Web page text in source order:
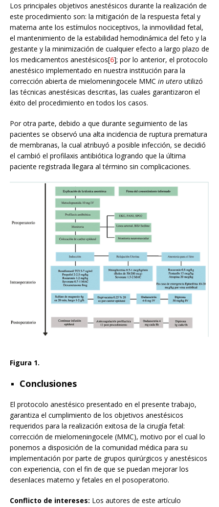
Los principales objetivos anestésicos durante la realización de
este procedimiento son: la mitigación de la respuesta fetal y
materna ante los estímulos nociceptivos, la inmovilidad fetal,
el mantenimiento de la estabilidad hemodinámica del feto y la
gestante y la minimización de cualquier efecto a largo plazo de
los medicamentos anestésicos[6]; por lo anterior, el protocolo
anestésico implementado en nuestra institución para la
corrección abierta de mielomeningocele MMC in utero utilizó
las técnicas anestésicas descritas, las cuales garantizaron el
éxito del procedimiento en todos los casos.
Por otra parte, debido a que durante seguimiento de las
pacientes se observó una alta incidencia de ruptura prematura
de membranas, la cual atribuyó a posible infección, se decidió
el cambió el profilaxis antibiótica logrando que la última
paciente registrada llegara al término sin complicaciones.
Figura 1.
Conclusiones
El protocolo anestésico presentado en el presente trabajo,
garantiza el cumplimiento de los objetivos anestésicos
requeridos para la realización exitosa de la cirugía fetal:
corrección de mielomeningocele (MMC), motivo por el cual lo
ponemos a disposición de la comunidad médica para su
implementación por parte de grupos quirúrgicos y anestésicos
con experiencia, con el fin de que se puedan mejorar los
desenlaces materno y fetales en el posoperatorio.
Conflicto de intereses: Los autores de este artículo